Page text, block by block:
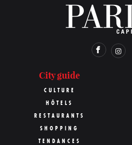
City guide
CULTURE
HÔTELS
RESTAURANTS
SHOPPING
TENDANCES